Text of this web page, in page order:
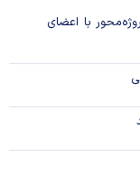
با اعضای